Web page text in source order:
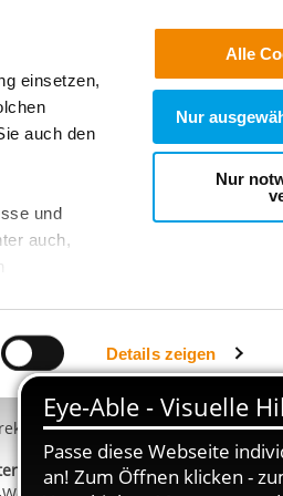
einsetzen,
auch den
und
auch,
. Wenn
Cookie-
Sie:
Details zeigen
Alle
Nur
Nur
Spenden
Telefonnummer
089 143450-0
E-Mail an Gordana Endl
E-Mail schreiben
zumKontaktformular
Bund e.V. - IB Süd